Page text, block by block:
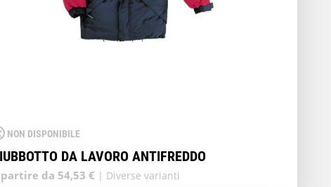
NON DISPONIBILE
DA LAVORO ANTIFREDDO
da 54,53 € | Diverse varianti